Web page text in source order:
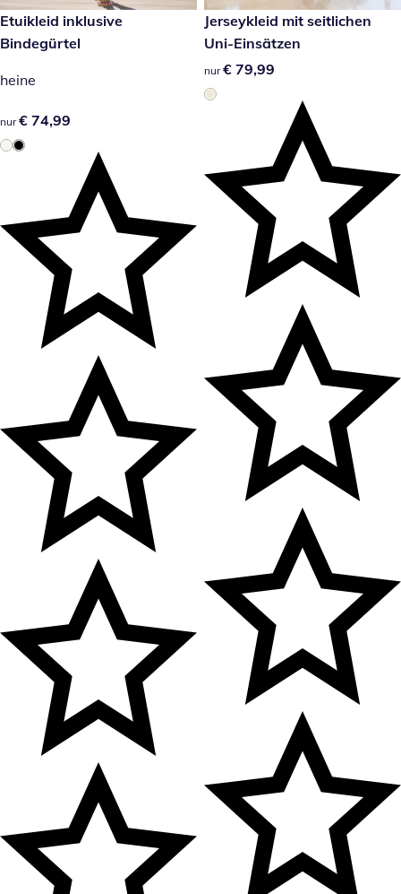
€ 74,99
Etuikleid inklusive
Bindegürtel
heine
€ 74,99
nur € 74,99
€ 79,99
Jerseykleid mit seitlichen
Uni-Einsätzen
€ 79,99
nur € 79,99